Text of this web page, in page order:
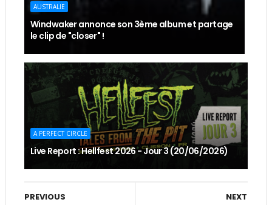
AUSTRALIE
Windwaker annonce son 3ème album et partage
le clip de "closer" !
A PERFECT CIRCLE
Live Report : Hellfest 2026 - Jour 3 (20/06/2026)
NEXT
PREVIOUS